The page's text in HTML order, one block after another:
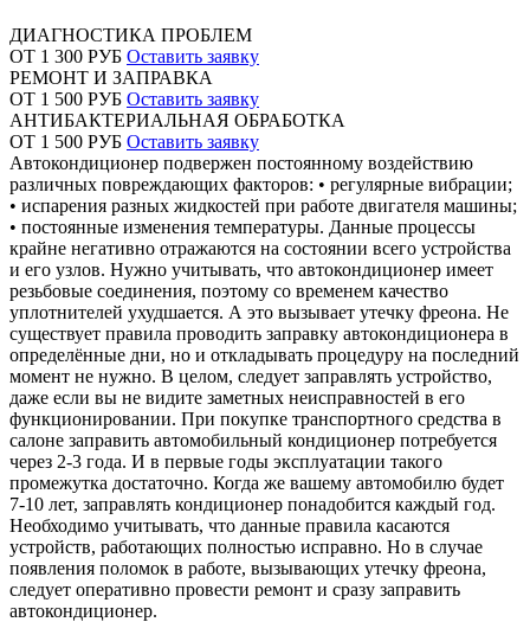
ДИАГНОСТИКА ПРОБЛЕМ
ОТ 1 300 РУБ Оставить заявку
РЕМОНТ И ЗАПРАВКА
ОТ 1 500 РУБ Оставить заявку
АНТИБАКТЕРИАЛЬНАЯ ОБРАБОТКА
ОТ 1 500 РУБ Оставить заявку
Автокондиционер подвержен постоянному воздействию
различных повреждающих факторов: • регулярные вибрации;
• испарения разных жидкостей при работе двигателя машины;
• постоянные изменения температуры. Данные процессы
крайне негативно отражаются на состоянии всего устройства
и его узлов. Нужно учитывать, что автокондиционер имеет
резьбовые соединения, поэтому со временем качество
уплотнителей ухудшается. А это вызывает утечку фреона. Не
существует правила проводить заправку автокондиционера в
определённые дни, но и откладывать процедуру на последний
момент не нужно. В целом, следует заправлять устройство,
даже если вы не видите заметных неисправностей в его
функционировании. При покупке транспортного средства в
салоне заправить автомобильный кондиционер потребуется
через 2-3 года. И в первые годы эксплуатации такого
промежутка достаточно. Когда же вашему автомобилю будет
7-10 лет, заправлять кондиционер понадобится каждый год.
Необходимо учитывать, что данные правила касаются
устройств, работающих полностью исправно. Но в случае
появления поломок в работе, вызывающих утечку фреона,
следует оперативно провести ремонт и сразу заправить
автокондиционер.